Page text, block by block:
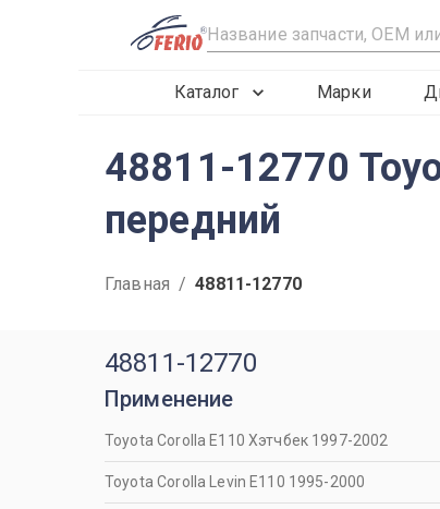
R
Каталог Марки
48811-12770
передний
Главная / 48811-12770
48811-12770
Применение
Toyota Corolla E110 Хэтчбек 1997-2002
Toyota Corolla Levin E110 1995-2000